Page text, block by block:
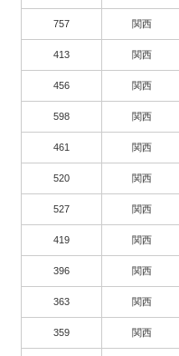
757 関西
413 関西
456 関西
598 関西
461 関西
520 関西
527 関西
419 関西
396 関西
363 関西
359 関西